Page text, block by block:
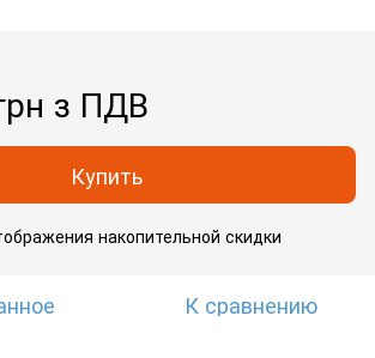
з ПДВ
Купить
накопительной скидки
К сравнению